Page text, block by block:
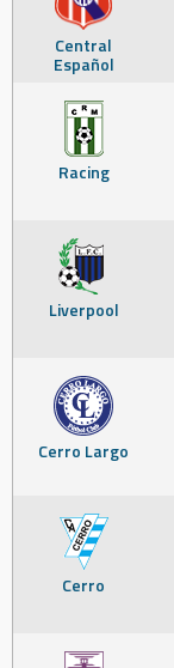
Central
Español
Racing
Liverpool
Cerro Largo
Cerro